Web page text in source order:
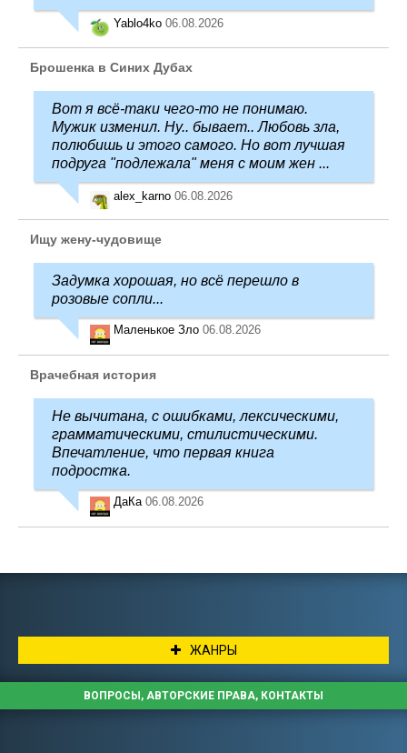
Yablo4ko 06.08.2026
Брошенка в Синих Дубах
Вот я всё-таки чего-то не понимаю.
Мужик изменил. Ну.. бывает.. Любовь зла,
полюбишь и этого самого. Но вот лучшая
подруга "подлежала" меня с моим жен ...
alex_karno 06.08.2026
Ищу жену-чудовище
Задумка хорошая, но всё перешло в
розовые сопли...
Маленькое Зло 06.08.2026
Врачебная история
Не вычитана, с ошибками, лексическими,
грамматическими, стилистическими.
Впечатление, что первая книга
подростка.
ДаКа 06.08.2026
ЖАНРЫ
ВОПРОСЫ, АВТОРСКИЕ ПРАВА, КОНТАКТЫ